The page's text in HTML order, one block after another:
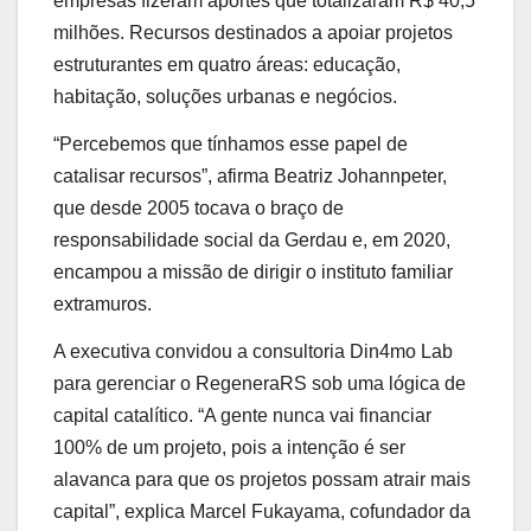
milhões. Recursos destinados a apoiar projetos
estruturantes em quatro áreas: educação,
habitação, soluções urbanas e negócios.
“Percebemos que tínhamos esse papel de
catalisar recursos”, afirma Beatriz Johannpeter,
que desde 2005 tocava o braço de
responsabilidade social da Gerdau e, em 2020,
encampou a missão de dirigir o instituto familiar
extramuros.
A executiva convidou a consultoria Din4mo Lab
para gerenciar o RegeneraRS sob uma lógica de
capital catalítico. “A gente nunca vai financiar
100% de um projeto, pois a intenção é ser
alavanca para que os projetos possam atrair mais
capital”, explica Marcel Fukayama, cofundador da